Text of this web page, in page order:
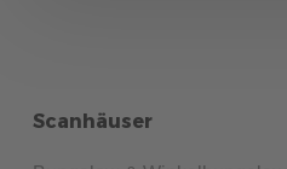
Scanhäuser